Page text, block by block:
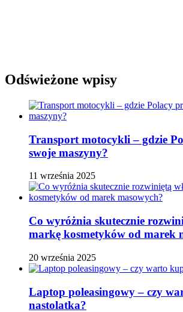
Odświeżone wpisy
Transport motocykli – gdzie
swoje maszyny?
11 września 2025
Co wyróżnia skutecznie
markę kosmetyków od marek
20 września 2025
Laptop poleasingowy – czy
nastolatka?